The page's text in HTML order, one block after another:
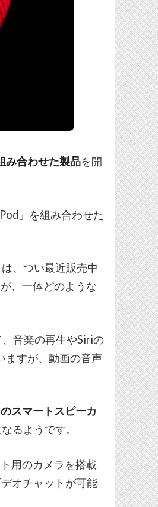
み合わせた製品を開
」を組み合わせた
、つい最近販売中
、一体どのような
音楽の再生やSiriの
ますが、動画の音声
スマートスピーカ
るようです。
用のカメラを搭載
オチャットが可能